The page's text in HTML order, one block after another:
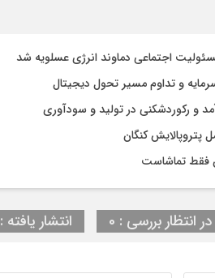
اجتماعی دماوند انرژی عسلویه شد
پتروپالایش کنگان
فقط تماشاست
در انتظار بررسی : 0 انتشار یافته : 0